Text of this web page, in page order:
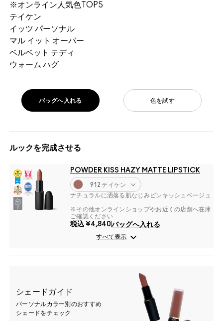
※オンライン人気色TOP5
テイケン
イッツ パーソナル
マル イット オーバー
ベルベット テディ
ウォーム ハグ
ルックを完成させる
POWDER KISS HAZY MATTE LIPSTICK
912 テイケン
ナチュラルに洒落る肌なじみピンキッシュベージュ
※その他オンラインショップやお近くの店舗へ在庫
ご確認ください
税込 ¥4,840バッグへ入れる
すべて表示
シェードガイド
パーソナルカラー別のおすすめ
シェードをチェック
色を試す
バッグへ入れる